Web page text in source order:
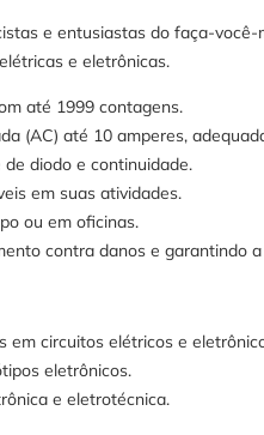
e entusiastas do faça-
e eletrônicas.
até 1999 contagens.
(AC) até 10 amperes,
diodo e continuidade.
em suas atividades.
ou em oficinas.
contra danos e garantindo
em circuitos elétricos e
eletrônicos.
e eletrotécnica.